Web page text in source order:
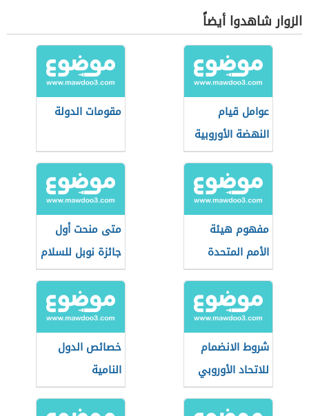
الزوار شاهدوا أيضاً
عوامل قيام
النهضة الأوروبية
مقومات الدولة
مفهوم هيئة
الأمم المتحدة
متى منحت أول
جائزة نوبل للسلام
شروط الانضمام
للاتحاد الأوروبي
خصائص الدول
النامية